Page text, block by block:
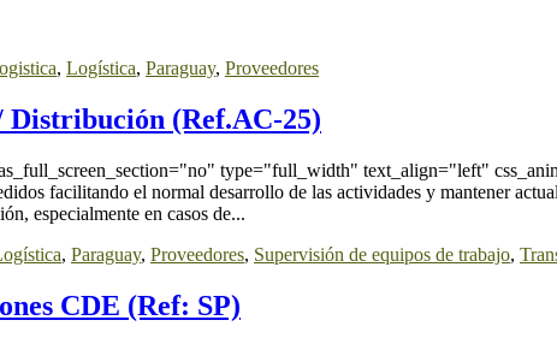
, Logística, Paraguay, Proveedores
Distribución (Ref.AC-25)
type="full_width" text_align="left"
facilitando el normal desarrollo de las actividades y mantener
especialmente en casos de...
, Paraguay, Proveedores, Supervisión de equipos de trabajo,
CDE (Ref: SP)